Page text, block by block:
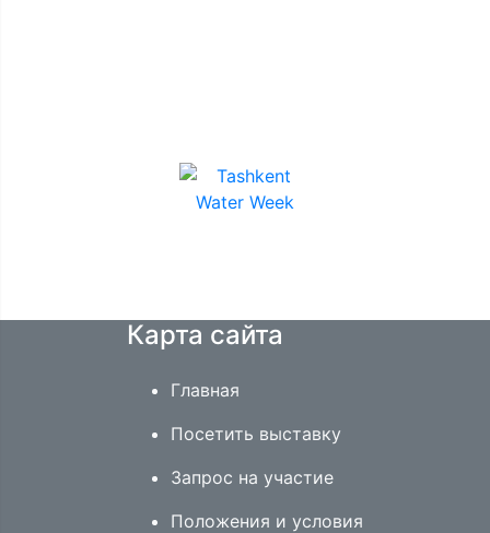
Карта сайта
Главная
Посетить выставку
Запрос на участие
Положения и условия